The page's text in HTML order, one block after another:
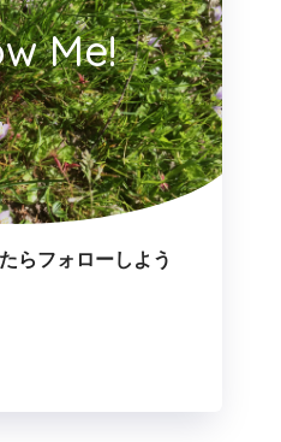
Me!
らフォローしよう